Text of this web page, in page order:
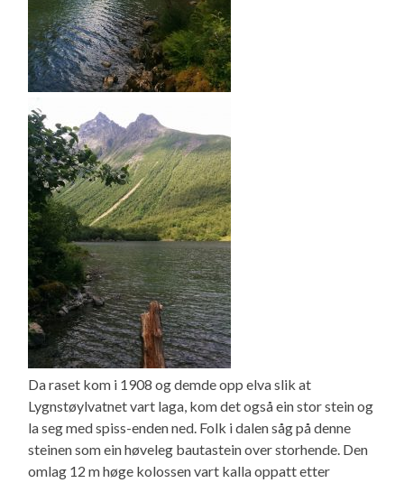
Da raset kom i 1908 og demde opp elva slik at
Lygnstøylvatnet vart laga, kom det også ein stor stein og
la seg med spiss-enden ned. Folk i dalen såg på denne
steinen som ein høveleg bautastein over storhende. Den
omlag 12 m høge kolossen vart kalla oppatt etter